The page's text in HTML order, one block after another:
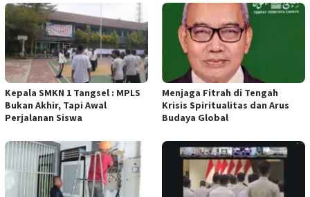
Kepala SMKN 1 Tangsel : MPLS
Bukan Akhir, Tapi Awal
Perjalanan Siswa
Menjaga Fitrah di Tengah
Krisis Spiritualitas dan Arus
Budaya Global